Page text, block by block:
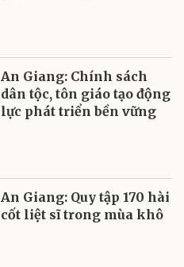
An Giang: Chính sách
dân tộc, tôn giáo tạo động
lực phát triển bền vững
An Giang: Quy tập 170 hài
cốt liệt sĩ trong mùa khô